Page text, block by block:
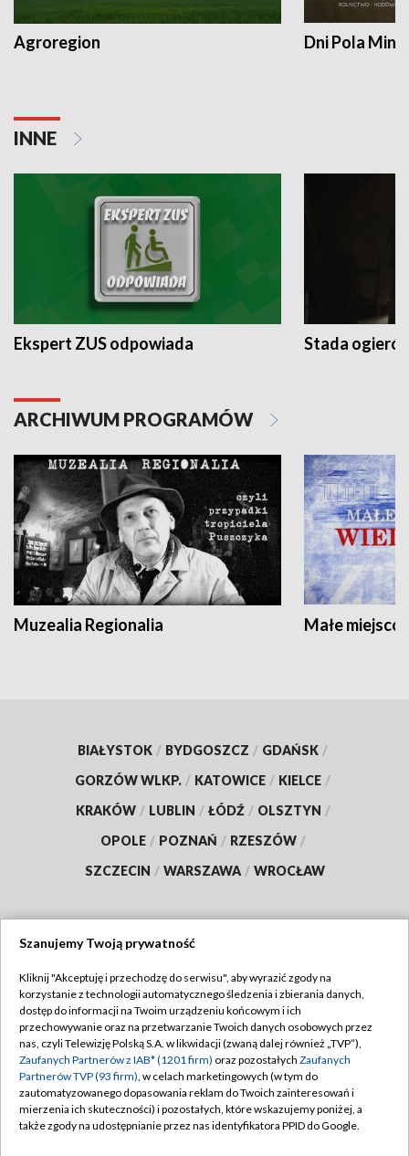
Agroregion Dni Pola
INNE
Ekspert ZUS odpowiada Stada
ARCHIWUM PROGRAMÓW
Muzealia Regionalia Małe
BIAŁYSTOK / BYDGOSZCZ / GDAŃSK /
GORZÓW WLKP. / KATOWICE / KIELCE /
KRAKÓW / LUBLIN / ŁÓDŹ / OLSZTYN /
OPOLE / POZNAŃ / RZESZÓW /
SZCZECIN / WARSZAWA / WROCŁAW
TVP
Abonament TVP
Emisja w TVP
Centrum informacji TVP
Naziemna Telewizja Cyfrowa
Regulamin TVP
Polityka prywatności
Moje zgody
Pomoc
Szanujemy Twoją prywatność
Kliknij "Akceptuję i przechodzę do serwisu", aby wyrazić zgody na
korzystanie z technologii automatycznego śledzenia i zbierania danych,
dostęp do informacji na Twoim urządzeniu końcowym i ich
przechowywanie oraz na przetwarzanie Twoich danych osobowych przez
nas, czyli Telewizję Polską S.A. w likwidacji (zwaną dalej również „TVP”),
Zaufanych Partnerów z IAB* (1201 firm) oraz pozostałych Zaufanych
Partnerów TVP (93 firm), w celach marketingowych (w tym do
zautomatyzowanego dopasowania reklam do Twoich zainteresowań i
mierzenia ich skuteczności) i pozostałych, które wskazujemy poniżej, a
także zgody na udostępnianie przez nas identyfikatora PPID do Google.